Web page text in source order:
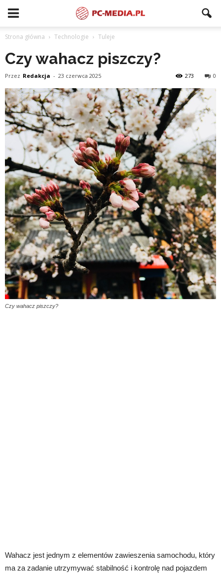
Strona główna Technologie Tuleje
Czy wahacz piszczy?
Przez Redakcja - 23 czerwca 2025 0
273
Czy wahacz piszczy?
Wahacz jest jednym z elementów zawieszenia samochodu, który
ma za zadanie utrzymywać stabilność i kontrolę nad pojazdem